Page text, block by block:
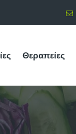
Θεραπείες